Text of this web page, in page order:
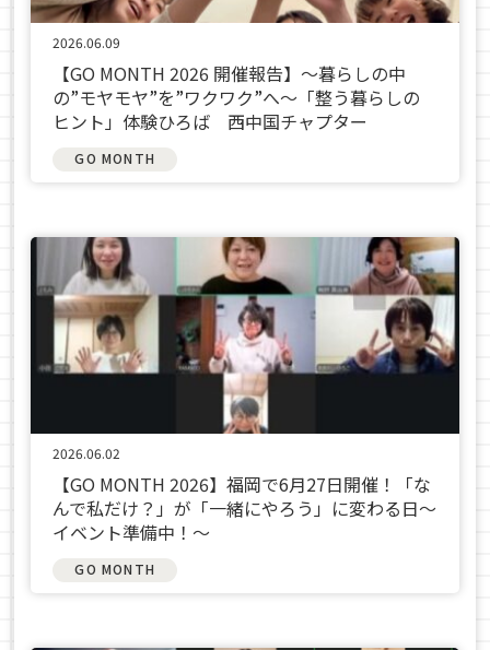
2026.06.09
【GO MONTH 2026 開催報告】～暮らしの中
の”モヤモヤ”を”ワクワク”へ～「整う暮らしの
ヒント」体験ひろば 西中国チャプター
GO MONTH
2026.06.02
【GO MONTH 2026】福岡で6月27日開催！「な
んで私だけ？」が「一緒にやろう」に変わる日～
イベント準備中！～
GO MONTH